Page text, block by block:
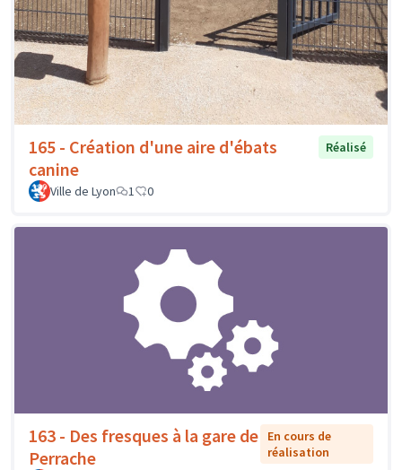
165 - Création d'une aire d'ébats
canine
Réalisé
Ville de Lyon 1 0
163 - Des fresques à la gare de
Perrache
En cours de
réalisation